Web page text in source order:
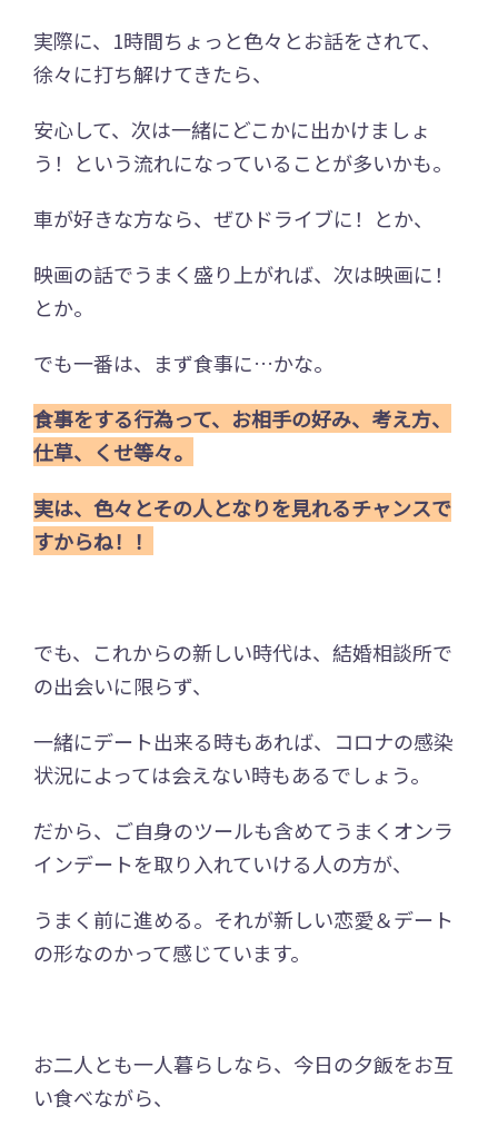
実際に、1時間ちょっと色々とお話をされて、
徐々に打ち解けてきたら、
安心して、次は一緒にどこかに出かけましょ
う！という流れになっていることが多いかも。
車が好きな方なら、ぜひドライブに！とか、
映画の話でうまく盛り上がれば、次は映画に！
とか。
でも一番は、まず食事に…かな。
食事をする行為って、お相手の好み、考え方、
仕草、くせ等々。
実は、色々とその人となりを見れるチャンスで
すからね！！
でも、これからの新しい時代は、結婚相談所で
の出会いに限らず、
一緒にデート出来る時もあれば、コロナの感染
状況によっては会えない時もあるでしょう。
だから、ご自身のツールも含めてうまくオンラ
インデートを取り入れていける人の方が、
うまく前に進める。それが新しい恋愛＆デート
の形なのかって感じています。
お二人とも一人暮らしなら、今日の夕飯をお互
い食べながら、